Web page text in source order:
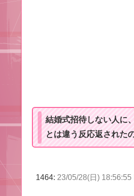
結婚式招待しない人に
とは違う反応返された
1464: 23/05/28(日) 18:56:55